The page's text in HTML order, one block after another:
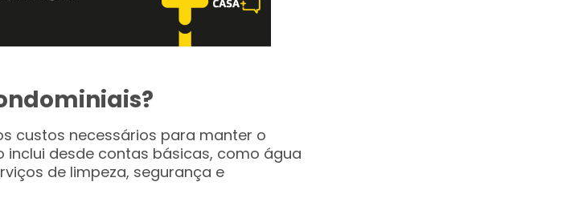
custos necessários para manter o
desde contas básicas, como água
de limpeza, segurança e